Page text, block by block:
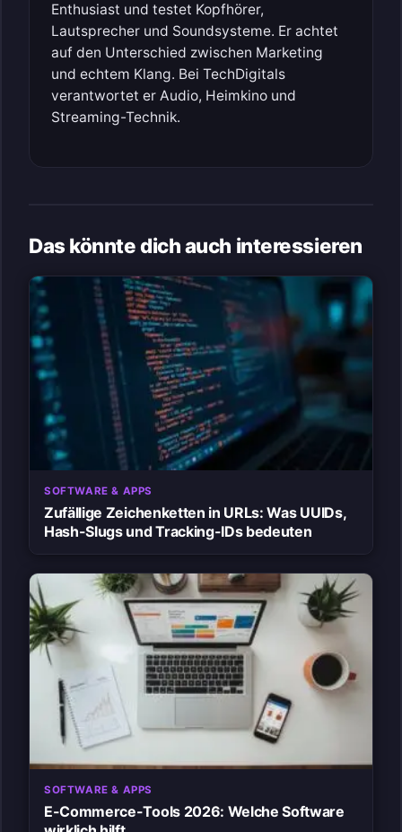
Enthusiast und testet Kopfhörer,
Lautsprecher und Soundsysteme. Er achtet
auf den Unterschied zwischen Marketing
und echtem Klang. Bei TechDigitals
verantwortet er Audio, Heimkino und
Streaming-Technik.
Das könnte dich auch interessieren
SOFTWARE & APPS
Zufällige Zeichenketten in URLs: Was UUIDs,
Hash-Slugs und Tracking-IDs bedeuten
SOFTWARE & APPS
E-Commerce-Tools 2026: Welche Software